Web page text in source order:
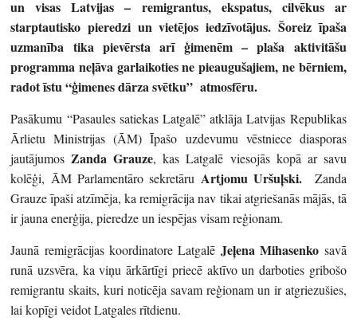
un visas Latvijas – remigrantus, ekspatus, cilvēkus ar
starptautisko pieredzi un vietējos iedzīvotājus. Šoreiz īpaša
uzmanība tika pievērsta arī ģimenēm – plaša aktivitāšu
programma neļāva garlaikoties ne pieaugušajiem, ne bērniem,
radot īstu “ģimenes dārza svētku” atmosfēru.
Pasākumu “Pasaules satiekas Latgalē” atklāja Latvijas Republikas
Ārlietu Ministrijas (ĀM) Īpašo uzdevumu vēstniece diasporas
jautājumos Zanda Grauze, kas Latgalē viesojās kopā ar savu
kolēģi, ĀM Parlamentāro sekretāru Artjomu Uršuļski.Zanda
Grauze īpaši atzīmēja, ka remigrācija nav tikai atgriešanās mājās, tā
ir jauna enerģija, pieredze un iespējas visam reģionam.
Jaunā remigrācijas koordinatore Latgalē Jeļena Mihasenko savā
runā uzsvēra, ka viņu ārkārtīgi priecē aktīvo un darboties gribošo
remigrantu skaits, kuri noticēja savam reģionam un ir atgriezušies,
lai kopīgi veidot Latgales rītdienu.